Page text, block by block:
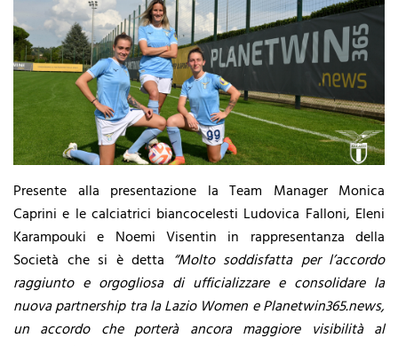
Presente alla presentazione la Team Manager Monica
Caprini e le calciatrici biancocelesti Ludovica Falloni, Eleni
Karampouki e Noemi Visentin in rappresentanza della
Società che si è detta “Molto soddisfatta per l’accordo
raggiunto e orgogliosa di ufficializzare e consolidare la
nuova partnership tra la Lazio Women e Planetwin365.news,
un accordo che porterà ancora maggiore visibilità al